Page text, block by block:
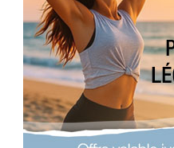
FETES A
FIN D'ANNEE ...